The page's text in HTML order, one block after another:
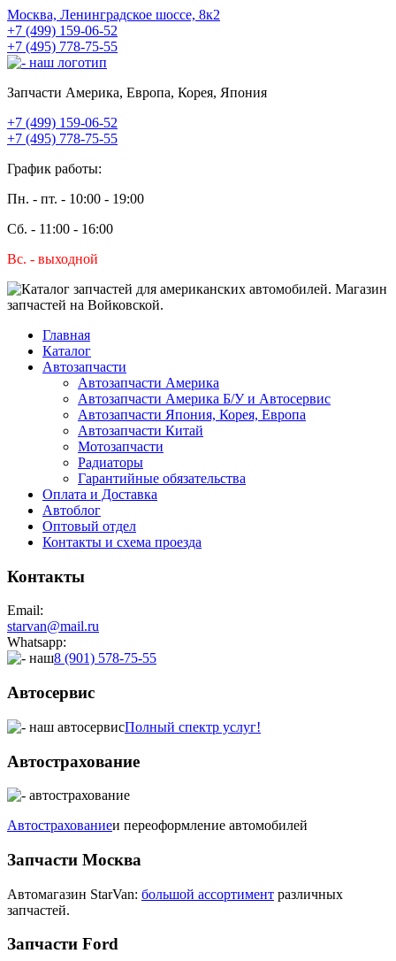
Москва, Ленинградское шоссе, 8к2
+7 (499) 159-06-52
+7 (495) 778-75-55
Запчасти Америка, Европа, Корея, Япония
+7 (499) 159-06-52
+7 (495) 778-75-55
График работы:
Пн. - пт. - 10:00 - 19:00
Сб. - 11:00 - 16:00
Вс. - выходной
Главная
Каталог
Автозапчасти
Автозапчасти Америка
Автозапчасти Америка Б/У и Автосервис
Автозапчасти Япония, Корея, Европа
Автозапчасти Китай
Мотозапчасти
Радиаторы
Гарантийные обязательства
Оплата и Доставка
Автоблог
Оптовый отдел
Контакты и схема проезда
Контакты
Email:
starvan@mail.ru
Whatsapp:
8 (901) 578-75-55
Автосервис
Полный спектр услуг!
Автострахование
Автострахованиеи переоформление автомобилей
Запчасти Москва
Автомагазин StarVan: большой ассортимент различных
запчастей.
Запчасти Ford